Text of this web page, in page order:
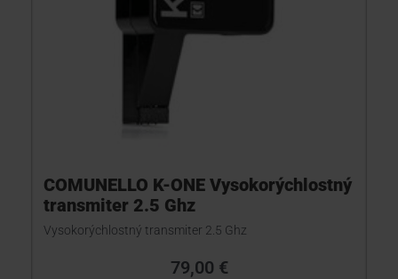
COMUNELLO K-ONE Vysokorýchlostný
transmiter 2.5 Ghz
Vysokorýchlostný transmiter 2.5 Ghz
79,00 €